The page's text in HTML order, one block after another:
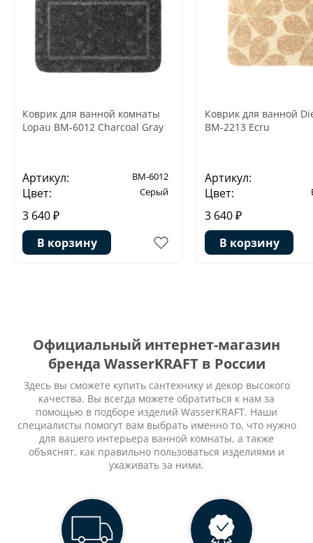
Коврик для ванной комнаты
Lopau BM-6012 Charcoal Gray
Артикул: BM-6012
Цвет: Серый
3 640 ₽
В корзину
Коврик для ванной
BM-2213 Ecru
Артикул:
Цвет:
3 640 ₽
В корзину
Официальный интернет-магазин
бренда WasserKRAFT в России
Здесь вы сможете купить сантехнику и декор высокого
качества. Вы всегда можете обратиться к нам за
помощью в подборе изделий WasserKRAFT. Наши
специалисты помогут вам выбрать именно то, что нужно
для вашего интерьера ванной комнаты, а также
объяснят, как правильно пользоваться изделиями и
ухаживать за ними.